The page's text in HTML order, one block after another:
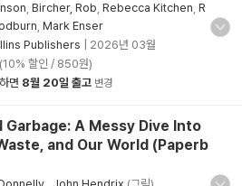
Bircher, Rob Rebecca Kitchen R
Mark Enser
Publishers
2026년 03월
할인 / 850원)
면 8월 20일 출고 변경
Garbage: A Messy Dive Into
and Our World (Paperb